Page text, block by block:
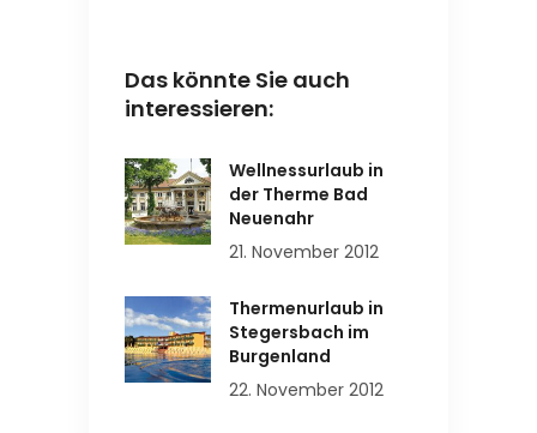
Das könnte Sie auch
interessieren:
Wellnessurlaub in
der Therme Bad
Neuenahr
21. November 2012
Thermenurlaub in
Stegersbach im
Burgenland
22. November 2012